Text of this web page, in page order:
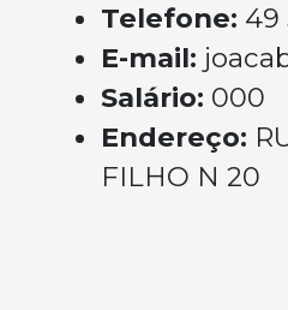
Telefone: 49
E-mail:
Salário: 000
Endereço:
FILHO N 20